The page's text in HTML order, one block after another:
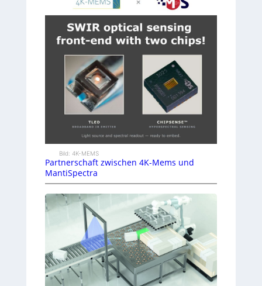
Bild: 4K-MEMS
Partnerschaft zwischen 4K-Mems und
MantiSpectra